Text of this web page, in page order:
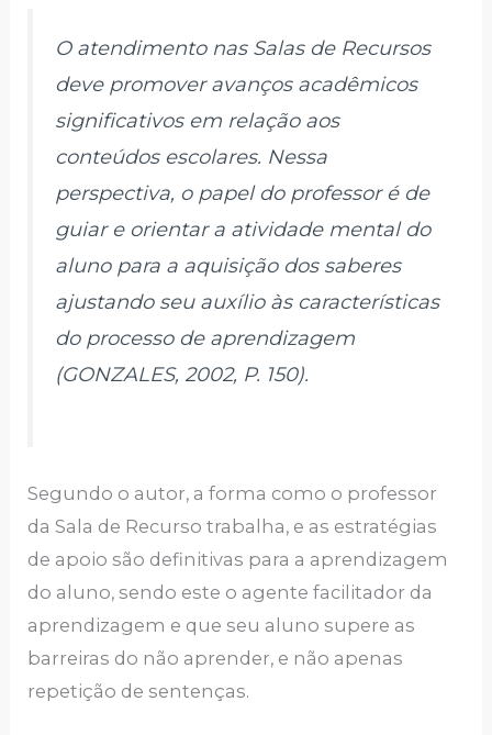
O atendimento nas Salas de Recursos
deve promover avanços acadêmicos
significativos em relação aos
conteúdos escolares. Nessa
perspectiva, o papel do professor é de
guiar e orientar a atividade mental do
aluno para a aquisição dos saberes
ajustando seu auxílio às características
do processo de aprendizagem
(GONZALES, 2002, P. 150).
Segundo o autor, a forma como o professor
da Sala de Recurso trabalha, e as estratégias
de apoio são definitivas para a aprendizagem
do aluno, sendo este o agente facilitador da
aprendizagem e que seu aluno supere as
barreiras do não aprender, e não apenas
repetição de sentenças.